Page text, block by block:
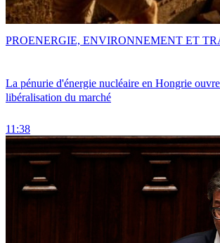
La pénurie d'énergie nucléaire en Hongrie
libéralisation du marché
11:38
PROENERGIE, ENVIRONNEMENT ET